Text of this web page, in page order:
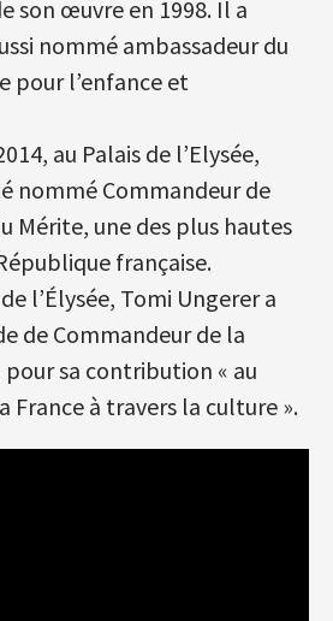
son œuvre en 1998. Il a
nommé ambassadeur du
pour l’enfance et
au Palais de l’Elysée,
nommé Commandeur de
Mérite, une des plus hautes
française.
l’Élysée, Tomi Ungerer a
de Commandeur de la
pour sa contribution « au
France à travers la culture ».